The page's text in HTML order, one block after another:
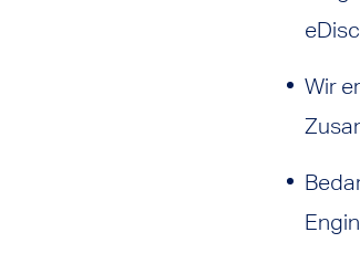
Wir